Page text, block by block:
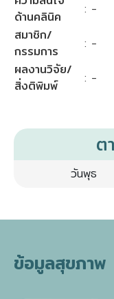
ด้านคลินิค
: -
สมาชิก/
กรรมการ
: -
ผลงานวิจัย/
สิ่งติพิมพ์
: -
ต
วันพุธ
ข้อมูลสุขภาพ